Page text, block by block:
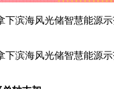
滨海风光储智慧能源
滨海风光储智慧能源